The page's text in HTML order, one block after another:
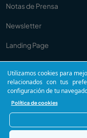
Utilizamos cookies para
relacionados con tus
configuración de tu
Política de cookies
Notas de Prensa
Newsletter
Landing Page
Anuncios
Copywriting
Comunicua®. Todos